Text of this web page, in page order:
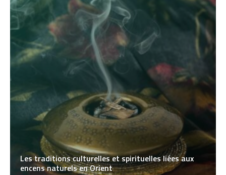
Les traditions culturelles et spirituelles liées aux
encens naturels en Orient